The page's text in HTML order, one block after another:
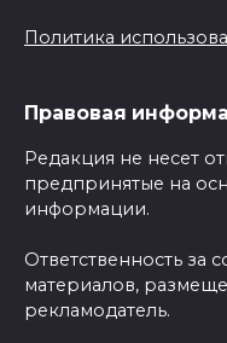
Политика
Правовая
Редакция не несет
предпринятые на
информации.
Ответственность
материалов,
рекламодатель.